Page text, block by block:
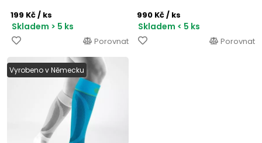
199 Kč/ ks
Skladem > 5 ks
Porovnat
990 Kč/ ks
Skladem < 5 ks
Porovnat
Vyrobeno v Německu